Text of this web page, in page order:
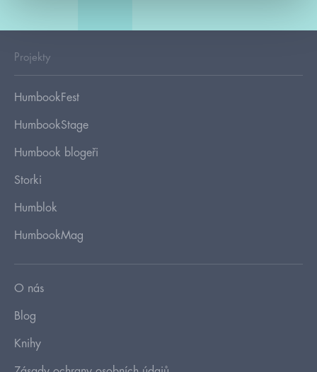
Projekty
HumbookFest
HumbookStage
Humbook blogeři
Storki
Humblok
HumbookMag
O nás
Blog
Knihy